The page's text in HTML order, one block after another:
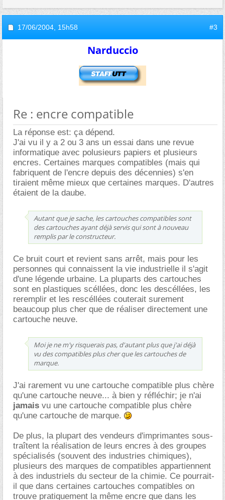
17/06/2004, 15h58 #3
Narduccio
Re : encre compatible
La réponse est: ça dépend.
J'ai vu il y a 2 ou 3 ans un essai dans une revue
informatique avec polusieurs papiers et plusieurs
encres. Certaines marques compatibles (mais qui
fabriquent de l'encre depuis des décennies) s'en
tiraient même mieux que certaines marques. D'autres
étaient de la daube.
Autant que je sache, les cartouches compatibles sont
des cartouches ayant déjà servis qui sont à nouveau
remplis par le constructeur.
Ce bruit court et revient sans arrêt, mais pour les
personnes qui connaissent la vie industrielle il s'agit
d'une légende urbaine. La pluparts des cartouches
sont en plastiques scéllées, donc les descéllées, les
reremplir et les rescéllées couterait surement
beaucoup plus cher que de réaliser directement une
cartouche neuve.
Moi je ne m'y risquerais pas, d'autant plus que j'ai déjà
vu des compatibles plus cher que les cartouches de
marque.
J'ai rarement vu une cartouche compatible plus chère
qu'une cartouche neuve... à bien y réfléchir; je n'ai
jamais vu une cartouche compatible plus chère
qu'une cartouche de marque.
De plus, la plupart des vendeurs d'imprimantes sous-
traîtent la réalisation de leurs encres à des groupes
spécialisés (souvent des industries chimiques),
plusieurs des marques de compatibles appartiennent
à des industriels du secteur de la chimie. Ce pourrait-
il que dans certaines cartouches compatibles on
trouve pratiquement la même encre que dans les